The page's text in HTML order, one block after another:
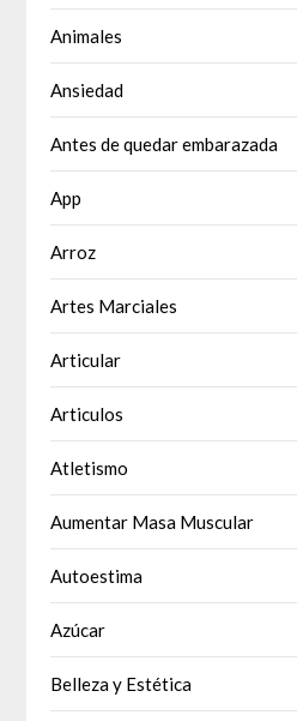
Animales
Ansiedad
Antes de quedar embarazada
App
Arroz
Artes Marciales
Articular
Articulos
Atletismo
Aumentar Masa Muscular
Autoestima
Azúcar
Belleza y Estética